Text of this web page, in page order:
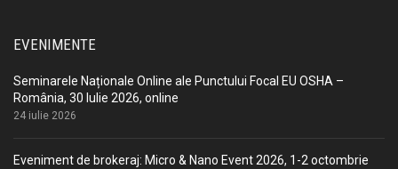
EVENIMENTE
Seminarele Naționale Online ale Punctului Focal EU OSHA –
România, 30 Iulie 2026, online
24 iulie 2026
Eveniment de brokeraj: Micro & Nano Event 2026, 1-2 octombrie